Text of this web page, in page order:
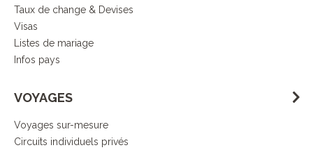
Taux de change & Devises
Visas
Listes de mariage
Infos pays
VOYAGES
Voyages sur-mesure
Circuits individuels privés